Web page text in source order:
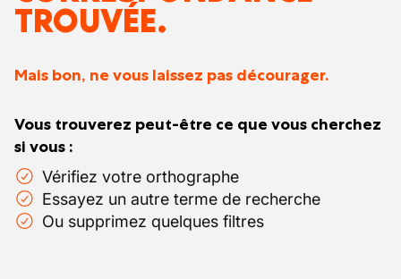
TROUVÉE.
Mais bon, ne vous laissez pas décourager.
Vous trouverez peut-être ce que vous cherchez
si vous :
Vérifiez votre orthographe
Essayez un autre terme de recherche
Ou supprimez quelques filtres